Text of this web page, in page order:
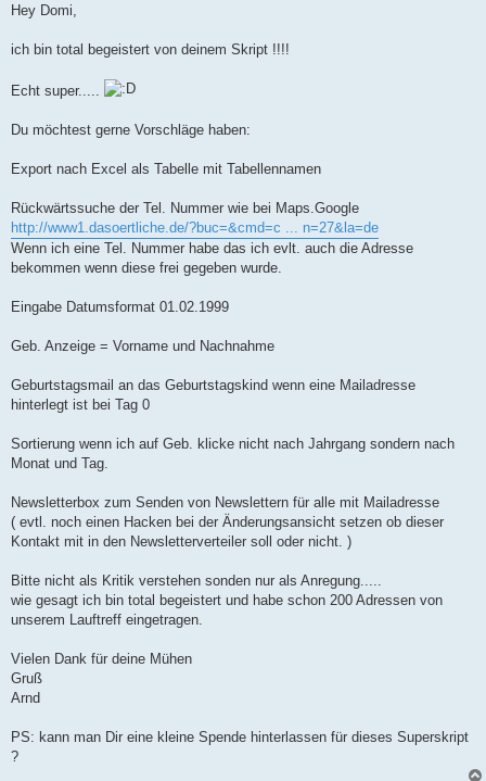
i
a
Hey Domi,
ich bin total begeistert von deinem Skript !!!!
Echt super.....
Du möchtest gerne Vorschläge haben:
Export nach Excel als Tabelle mit Tabellennamen
Rückwärtssuche der Tel. Nummer wie bei Maps.Google
http://www1.dasoertliche.de/?buc=&cmd=c ... n=27&la=de
Wenn ich eine Tel. Nummer habe das ich evlt. auch die Adresse
bekommen wenn diese frei gegeben wurde.
Eingabe Datumsformat 01.02.1999
Geb. Anzeige = Vorname und Nachnahme
Geburtstagsmail an das Geburtstagskind wenn eine Mailadresse
hinterlegt ist bei Tag 0
Sortierung wenn ich auf Geb. klicke nicht nach Jahrgang sondern nach
Monat und Tag.
Newsletterbox zum Senden von Newslettern für alle mit Mailadresse
( evtl. noch einen Hacken bei der Änderungsansicht setzen ob dieser
Kontakt mit in den Newsletterverteiler soll oder nicht. )
Bitte nicht als Kritik verstehen sonden nur als Anregung.....
wie gesagt ich bin total begeistert und habe schon 200 Adressen von
unserem Lauftreff eingetragen.
Vielen Dank für deine Mühen
Gruß
Arnd
PS: kann man Dir eine kleine Spende hinterlassen für dieses Superskript
?